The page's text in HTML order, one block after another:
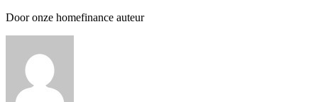
Door onze homefinance auteur